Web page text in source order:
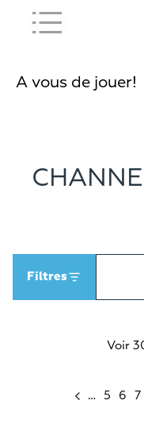
A vous de jouer!
Filtres
Voir
… 5 6 7